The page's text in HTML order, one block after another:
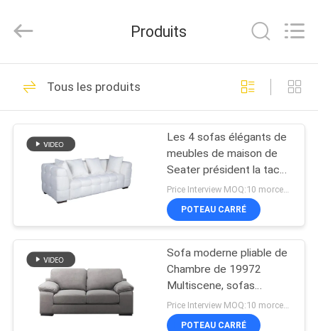
MAISON
PRODUITS
VIDÉOS
SUJET
NOUS
Cara
Furniture
Rights
Sofas à la maison
de meubles
108
Pliage Sofa Bed
270
Produits
Tous les produits
Les 4 sofas élégants de
meubles de maison de
Seater président la tache
multicolore résistante
Price Interview MOQ:10 morceaux
POTEAU CARRÉ
Sofa moderne pliable de
Chambre de 19972
Multiscene, sofas
contemporains antiusure
pour le salon
POTEAU CARRÉ